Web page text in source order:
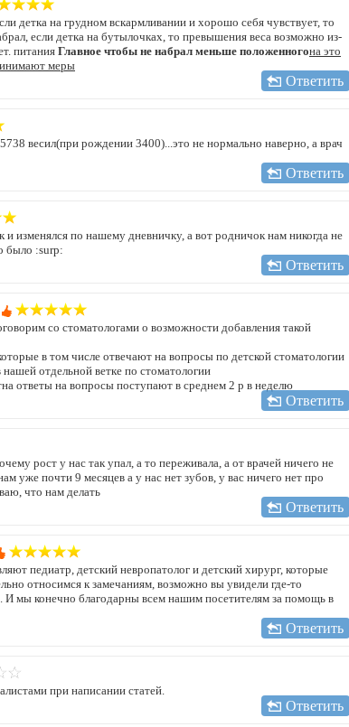
детка на грудном вскармливании и хорошо себя чувствует, то
если детка на бутылочках, то превышения веса возможно из-
питания Главное чтобы не набрал меньше положенногона это
меры
Ответить
весил(при рождении 3400)...это не нормально наверно, а врач
Ответить
и изменялся по нашему дневничку, а вот родничок нам никогда не
было :surp:
Ответить
со стоматологами о возможности добавления такой
в том числе отвечают на вопросы по детской стоматологии
отдельной ветке по стоматологии
ответы на вопросы поступают в среднем 2 р в неделю
Ответить
рост у нас так упал, а то переживала, а от врачей ничего не
уже почти 9 месяцев а у нас нет зубов, у вас ничего нет про
что нам делать
Ответить
педиатр, детский невропатолог и детский хирург, которые
относимся к замечаниям, возможно вы увидели где-то
И мы конечно благодарны всем нашим посетителям за помощь в
Ответить
при написании статей.
Ответить